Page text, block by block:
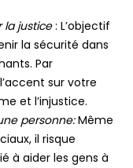
la justice: L’objectif
la sécurité dans
Par
sur votre
et l’injustice.
personne:Même
il risque
à aider les gens à